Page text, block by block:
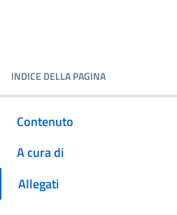
INDICE DELLA PAGINA
Contenuto
A cura di
Allegati